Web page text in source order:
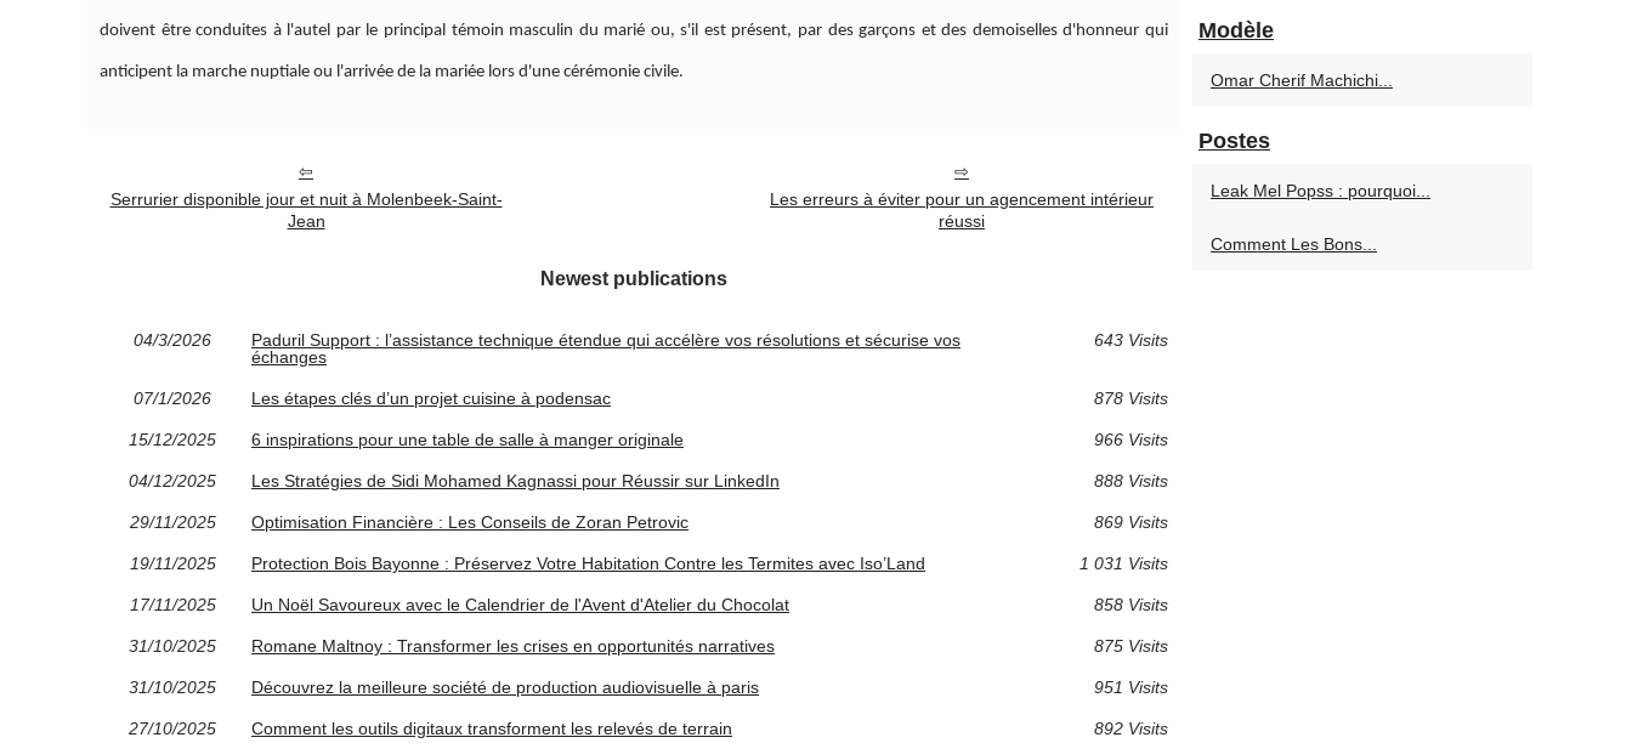
doivent être conduites à l'autel par le principal témoin masculin du marié ou, s'il est présent, par des garçons et des demoiselles d'honneur qui
anticipent la marche nuptiale ou l'arrivée de la mariée lors d'une cérémonie civile.
Serrurier disponible jour et nuit à Molenbeek-Saint-
Jean
Les erreurs à éviter pour un agencement intérieur
réussi
Newest publications
04/3/2026
Paduril Support : l’assistance technique étendue qui accélère vos résolutions et sécurise vos
échanges
643 Visits
07/1/2026 Les étapes clés d’un projet cuisine à podensac 878 Visits
15/12/2025 6 inspirations pour une table de salle à manger originale 966 Visits
04/12/2025 Les Stratégies de Sidi Mohamed Kagnassi pour Réussir sur LinkedIn 888 Visits
29/11/2025 Optimisation Financière : Les Conseils de Zoran Petrovic 869 Visits
19/11/2025 Protection Bois Bayonne : Préservez Votre Habitation Contre les Termites avec Iso’Land 1 031 Visits
17/11/2025 Un Noël Savoureux avec le Calendrier de l'Avent d'Atelier du Chocolat 858 Visits
31/10/2025 Romane Maltnoy : Transformer les crises en opportunités narratives 875 Visits
31/10/2025 Découvrez la meilleure société de production audiovisuelle à paris 951 Visits
27/10/2025 Comment les outils digitaux transforment les relevés de terrain 892 Visits
Modèle
Omar Cherif Machichi...
Postes
Leak Mel Popss : pourquoi...
Comment Les Bons...